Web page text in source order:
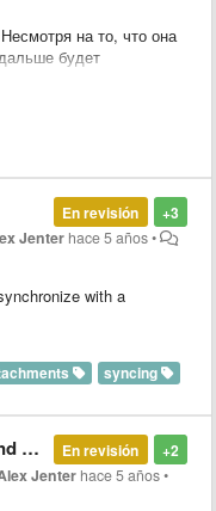
на то, что она
будет
открытые
когда смотришь в
пытаешься что-то по
+3
En revisión
Jenter hace 5 años•
with a
syncing
+2
En revisión
safe.
Jenter hace 5 años•